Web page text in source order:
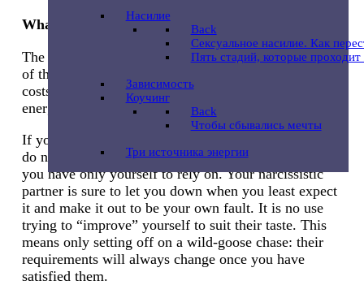
Насилие
Back
Сексуальное насилие. Как
Пять стадий, которые
Зависимость
Коучинг
Back
Чтобы сбывались мечты
Три источника энергии
What
Do?
The best plan is to leave as soon as possible. Get out
of this trap; leave as quickly as you can. Every day
costs you your self-esteem, your identity, your
energy, and your health.
If you are unable to leave your partner at the moment,
do not plan anything together. Do not rely on them;
you have only yourself to rely on. Your narcissistic
partner is sure to let you down when you least expect
it and make it out to be your own fault. It is no use
trying to “improve” yourself to suit their taste. This
means only setting off on a wild-goose chase: their
requirements will always change once you have
satisfied them.